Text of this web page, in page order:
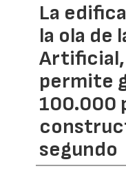
La
la ola de
Artificial,
permite
100.000
segundo